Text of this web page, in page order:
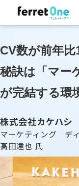
CV数が前年比
秘訣は「マー
が完結する環
株式会社カケハシ
マーケティング デ
髙田達也 氏